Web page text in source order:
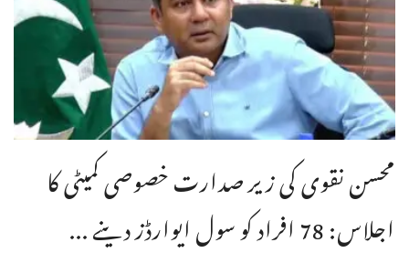
محسن نقوی کی زیر صدارت خصوصی کمیٹی کا
اجلاس: 78 افراد کو سول ایوارڈز دینے ...